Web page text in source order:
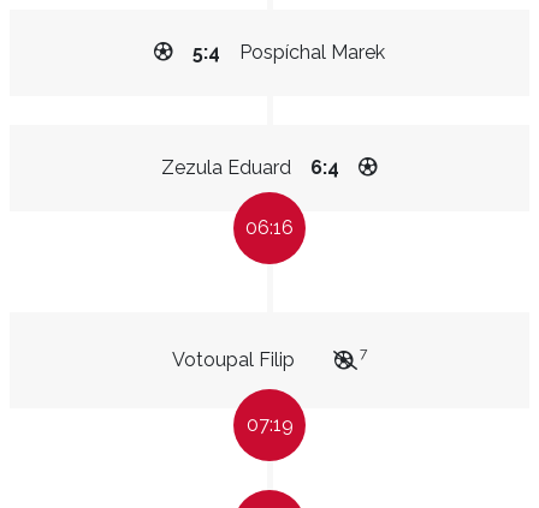
Pospíchal Marek
5:4
Zezula Eduard 6:4
06:16
Votoupal Filip 7
07:19